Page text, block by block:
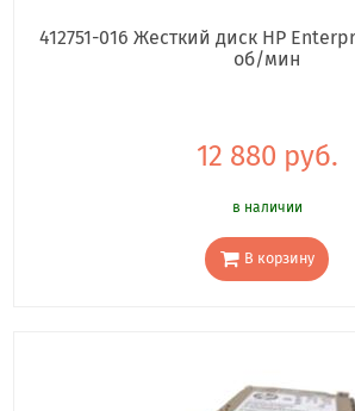
412751-016 Жесткий диск HP
об/мин
12 880 руб.
в наличии
В корзину